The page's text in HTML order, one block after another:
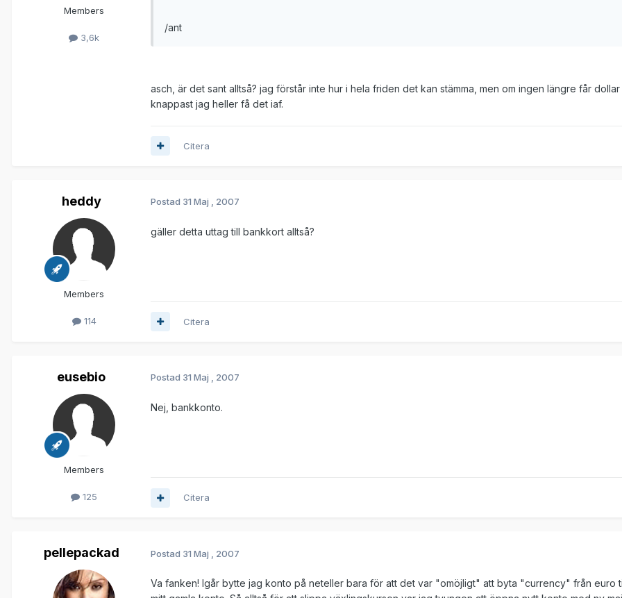
Members
3,6k
/ant
asch, är det sant alltså? jag förstår inte hur i hela friden det kan stämma, men om ingen längre får dollar
knappast jag heller få det iaf.
Citera
heddy
Members
114
Postad 31 Maj , 2007
gäller detta uttag till bankkort alltså?
Citera
eusebio
Members
125
Postad 31 Maj , 2007
Nej, bankkonto.
Citera
pellepackad Postad 31 Maj , 2007
Va fanken! Igår bytte jag konto på neteller bara för att det var "omöjligt" att byta "currency" från euro